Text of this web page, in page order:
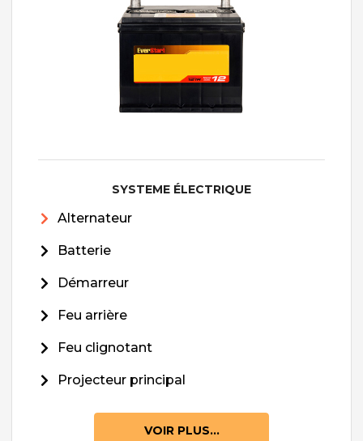
SYSTEME ÉLECTRIQUE
Alternateur
Batterie
Démarreur
Feu arrière
Feu clignotant
Projecteur principal
VOIR PLUS...